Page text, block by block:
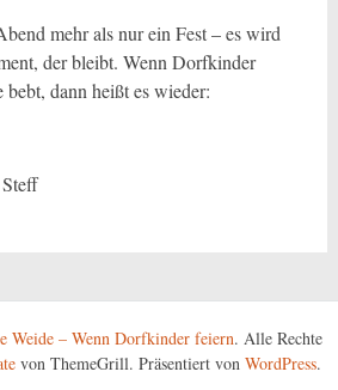
mehr als nur ein Fest – es wird
der bleibt. Wenn Dorfkinder
dann heißt es wieder:
Weide – Wenn Dorfkinder feiern. Alle Rechte
von ThemeGrill. Präsentiert von WordPress.